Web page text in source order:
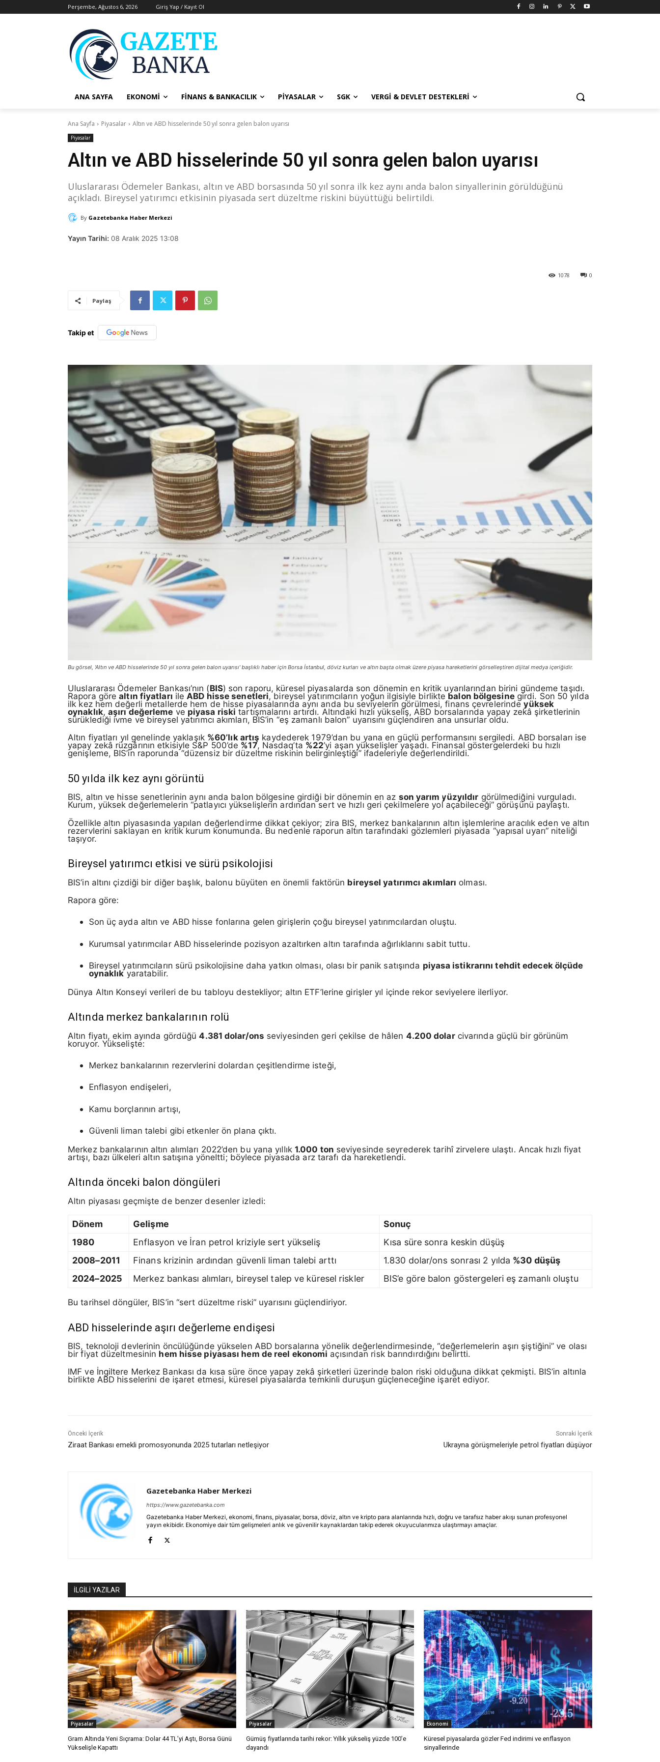
Perşembe, Ağustos 6, 2026 Giriş Yap / Kayıt Ol
ANA SAYFA EKONOMI FINANS & BANKACILIK PIYASALAR SGK VERGI & DEVLET DESTEKLERI
Ana Sayfa Piyasalar Altın ve ABD hisselerinde 50 yıl sonra gelen balon uyarısı
Piyasalar
Altın ve ABD hisselerinde 50 yıl sonra gelen balon uyarısı
Uluslararası Ödemeler Bankası, altın ve ABD borsasında 50 yıl sonra ilk kez aynı anda balon sinyallerinin görüldüğünü
açıkladı. Bireysel yatırımcı etkisinin piyasada sert düzeltme riskini büyüttüğü belirtildi.
By Gazetebanka Haber Merkezi
Yayın Tarihi: 08 Aralık 2025 13:08
0
1078
Paylaş
Takip et
Bu görsel, 'Altın ve ABD hisselerinde 50 yıl sonra gelen balon uyarısı' başlıklı haber için Borsa İstanbul, döviz kurları ve altın başta olmak üzere piyasa hareketlerini görselleştiren dijital medya içeriğidir.
Uluslararası Ödemeler Bankası’nın (BIS) son raporu, küresel piyasalarda son dönemin en kritik uyarılarından birini gündeme taşıdı.
Rapora görealtın fiyatları ileABD hisse senetleri, bireysel yatırımcıların yoğun ilgisiyle birlikte balon bölgesinegirdi. Son 50 yılda
ilk kez hem değerli metallerde hem de hisse piyasalarında aynı anda bu seviyelerin görülmesi, finans çevrelerindeyüksek
oynaklık,aşırı değerleme ve piyasa riski tartışmalarını artırdı. Altındaki hızlı yükseliş, ABD borsalarında yapay zekâ şirketlerinin
sürüklediği ivme ve bireysel yatırımcı akımları, BIS’in “eş zamanlı balon” uyarısını güçlendiren ana unsurlar oldu.
Altın fiyatları yıl genelinde yaklaşık %60’lık artış kaydederek 1979’dan bu yana en güçlü performansını sergiledi. ABD borsaları ise
yapay zekâ rüzgârının etkisiyle S&P 500’de %17, Nasdaq’ta %22’yi aşan yükselişler yaşadı. Finansal göstergelerdeki bu hızlı
genişleme, BIS’in raporunda “düzensiz bir düzeltme riskinin belirginleştiği” ifadeleriyle değerlendirildi.
50 yılda ilk kez aynı görüntü
BIS, altın ve hisse senetlerinin aynı anda balon bölgesine girdiği bir dönemin en az son yarım yüzyıldır görülmediğini vurguladı.
Kurum, yüksek değerlemelerin “patlayıcı yükselişlerin ardından sert ve hızlı geri çekilmelere yol açabileceği” görüşünü paylaştı.
Özellikle altın piyasasında yapılan değerlendirme dikkat çekiyor; zira BIS, merkez bankalarının altın işlemlerine aracılık eden ve altın
rezervlerini saklayan en kritik kurum konumunda. Bu nedenle raporun altın tarafındaki gözlemleri piyasada “yapısal uyarı” niteliği
taşıyor.
Bireysel yatırımcı etkisi ve sürü psikolojisi
BIS’in altını çizdiği bir diğer başlık, balonu büyüten en önemli faktörün bireysel yatırımcı akımları olması.
Rapora göre:
Son üç ayda altın ve ABD hisse fonlarına gelen girişlerin çoğu bireysel yatırımcılardan oluştu.
Kurumsal yatırımcılar ABD hisselerinde pozisyon azaltırken altın tarafında ağırlıklarını sabit tuttu.
Bireysel yatırımcıların sürü psikolojisine daha yatkın olması, olası bir panik satışında piyasa istikrarını tehdit edecek ölçüde
oynaklıkyaratabilir.
Dünya Altın Konseyi verileri de bu tabloyu destekliyor; altın ETF’lerine girişler yıl içinde rekor seviyelere ilerliyor.
Altında merkez bankalarının rolü
Altın fiyatı, ekim ayında gördüğü4.381 dolar/ons seviyesinden geri çekilse de hâlen 4.200 dolarcivarında güçlü bir görünüm
koruyor. Yükselişte:
Merkez bankalarının rezervlerini dolardan çeşitlendirme isteği,
Enflasyon endişeleri,
Kamu borçlarının artışı,
Güvenli liman talebi gibi etkenler ön plana çıktı.
Merkez bankalarının altın alımları 2022’den bu yana yıllık 1.000 ton seviyesinde seyrederek tarihî zirvelere ulaştı. Ancak hızlı fiyat
artışı, bazı ülkeleri altın satışına yöneltti; böylece piyasada arz tarafı da hareketlendi.
Altında önceki balon döngüleri
Altın piyasası geçmişte de benzer desenler izledi:
Dönem Gelişme
Sonuç
1980
Enflasyon ve İran petrol kriziyle sert yükseliş
Kısa süre sonra keskin düşüş
2008–2011
Finans krizinin ardından güvenli liman talebi arttı 1.830 dolar/ons sonrası 2 yılda %30 düşüş
2024–2025
Merkez bankası alımları, bireysel talep ve küresel riskler BIS’e göre balon göstergeleri eş zamanlı oluştu
Bu tarihsel döngüler, BIS’in “sert düzeltme riski” uyarısını güçlendiriyor.
ABD hisselerinde aşırı değerleme endişesi
BIS, teknoloji devlerinin öncülüğünde yükselen ABD borsalarına yönelik değerlendirmesinde, “değerlemelerin aşırı şiştiğini” ve olası
bir fiyat düzeltmesinin hem hisse piyasası hem de reel ekonomi açısından risk barındırdığını belirtti.
IMF ve İngiltere Merkez Bankası da kısa süre önce yapay zekâ şirketleri üzerinde balon riski olduğuna dikkat çekmişti. BIS’in altınla
birlikte ABD hisselerini de işaret etmesi, küresel piyasalarda temkinli duruşun güçleneceğine işaret ediyor.
Önceki İçerik
Ziraat Bankası emekli promosyonunda 2025 tutarları netleşiyor
Sonraki İçerik
Ukrayna görüşmeleriyle petrol fiyatları düşüyor
Gazetebanka Haber Merkezi
https://www.gazetebanka.com
Gazetebanka Haber Merkezi, ekonomi, finans, piyasalar, borsa, döviz, altın ve kripto para alanlarında hızlı, doğru ve tarafsız haber akışı sunan profesyonel
yayın ekibidir. Ekonomiye dair tüm gelişmeleri anlık ve güvenilir kaynaklardan takip ederek okuyucularımıza ulaştırmayı amaçlar.
İLGİLİ YAZILAR
Piyasalar
Gram Altında Yeni Sıçrama: Dolar 44 TL’yi Aştı, Borsa Günü
Yükselişle Kapattı
Piyasalar
Gümüş fiyatlarında tarihi rekor: Yıllık yükseliş yüzde 100’e
dayandı
Ekonomi
Küresel piyasalarda gözler Fed indirimi ve enflasyon
sinyallerinde